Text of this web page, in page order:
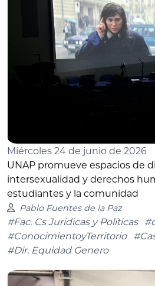
Miércoles 24 de junio de 2026
UNAP promueve espacios de
intersexualidad y derechos
estudiantes y la comunidad
Pablo Fuentes de la Paz
#Fac. Cs Jurídicas y Políticas
#ConocimientoyTerritorio
#Dir. Equidad Genero